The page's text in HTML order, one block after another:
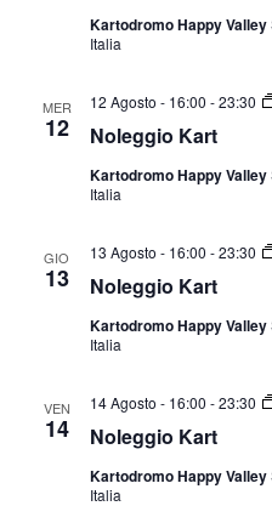
Kartodromo Happy Valley
Italia
MER
12 Noleggio Kart
12 Agosto - 16:00 -23:30
Kartodromo Happy Valley
Italia
GIO
13 Noleggio Kart
13 Agosto - 16:00 -23:30
Kartodromo Happy Valley
Italia
VEN
14 Noleggio Kart
14 Agosto - 16:00 -23:30
Kartodromo Happy Valley
Italia